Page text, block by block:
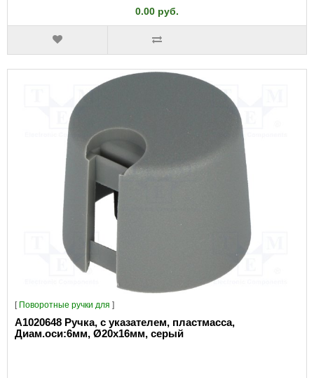
0.00 руб.
[ Поворотные ручки для ]
A1020648 Ручка, с указателем, пластмасса,
Диам.оси:6мм, Ø20x16мм, серый